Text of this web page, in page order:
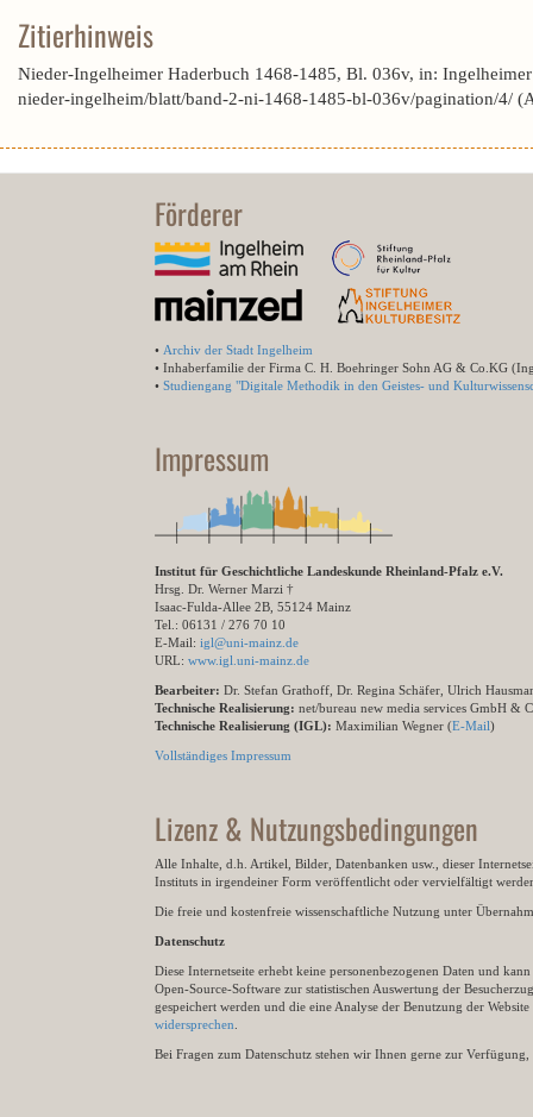
Zitierhinweis
Nieder-Ingelheimer Haderbuch 1468-1485, Bl. 036v, in:
nieder-ingelheim/blatt/band-2-ni-1468-1485-bl-036v/pagination/4/
Förderer
• Archiv der Stadt Ingelheim
• Inhaberfamilie der Firma C. H. Boehringer Sohn AG & Co.KG
• Studiengang "Digitale Methodik in den Geistes- und
Impressum
Institut für Geschichtliche Landeskunde Rheinland-Pfalz e.V.
Hrsg. Dr. Werner Marzi †
Isaac-Fulda-Allee 2B, 55124 Mainz
Tel.: 06131 / 276 70 10
E-Mail: igl@uni-mainz.de
URL: www.igl.uni-mainz.de
Bearbeiter: Dr. Stefan Grathoff, Dr. Regina Schäfer, Ulrich
Technische Realisierung: net/bureau new media services GmbH &
Technische Realisierung (IGL): Maximilian Wegner (E-Mail)
Vollständiges Impressum
Lizenz & Nutzungsbedingungen
Alle Inhalte, d.h. Artikel, Bilder, Datenbanken usw., dieser
Instituts in irgendeiner Form veröffentlicht oder vervielfältigt
Die freie und kostenfreie wissenschaftliche Nutzung unter
Datenschutz
Diese Internetseite erhebt keine personenbezogenen Daten und
Open-Source-Software zur statistischen Auswertung der
gespeichert werden und die eine Analyse der Benutzung der
widersprechen
Bei Fragen zum Datenschutz stehen wir Ihnen gerne zur